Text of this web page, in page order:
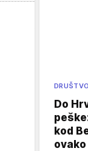
DRUŠTVO
Do
kod